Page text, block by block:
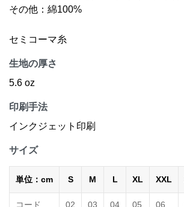
その他：綿100%
セミコーマ糸
生地の厚さ
5.6 oz
印刷手法
インクジェット印刷
サイズ
単位：cm S M L XL XXL
コード 02 03 04 05 06